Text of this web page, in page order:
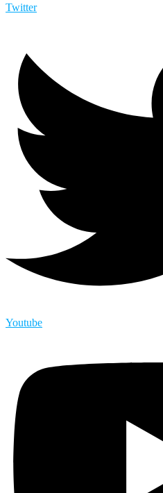
Twitter
Youtube